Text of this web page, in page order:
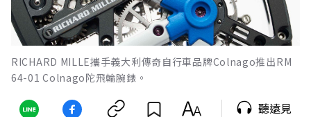
RICHARD MILLE攜手義大利傳奇自行車品牌Colnago推出RM
64-01 Colnago陀飛輪腕錶。
聽遠見